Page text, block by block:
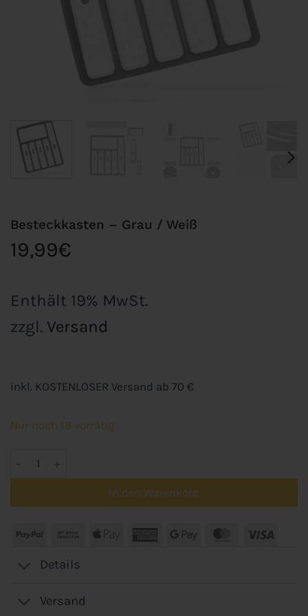
Besteckkasten – Grau / Weiß
19,99€
Enthält 19% MwSt.
zzgl. Versand
inkl. KOSTENLOSER Versand ab 70 €
Nur noch 18 vorrätig
In den Warenkorb
PayPal
Bank
Apple
AmericanGoogle
MasterCard
Details
Versand